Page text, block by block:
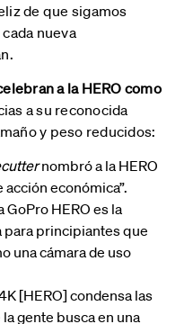
de que sigamos
nueva
a la HERO como
a su reconocida
y peso reducidos:
nombró a la HERO
acción económica”.
GoPro HERO es la
para principiantes que
una cámara de uso
[HERO] condensa las
gente busca en una